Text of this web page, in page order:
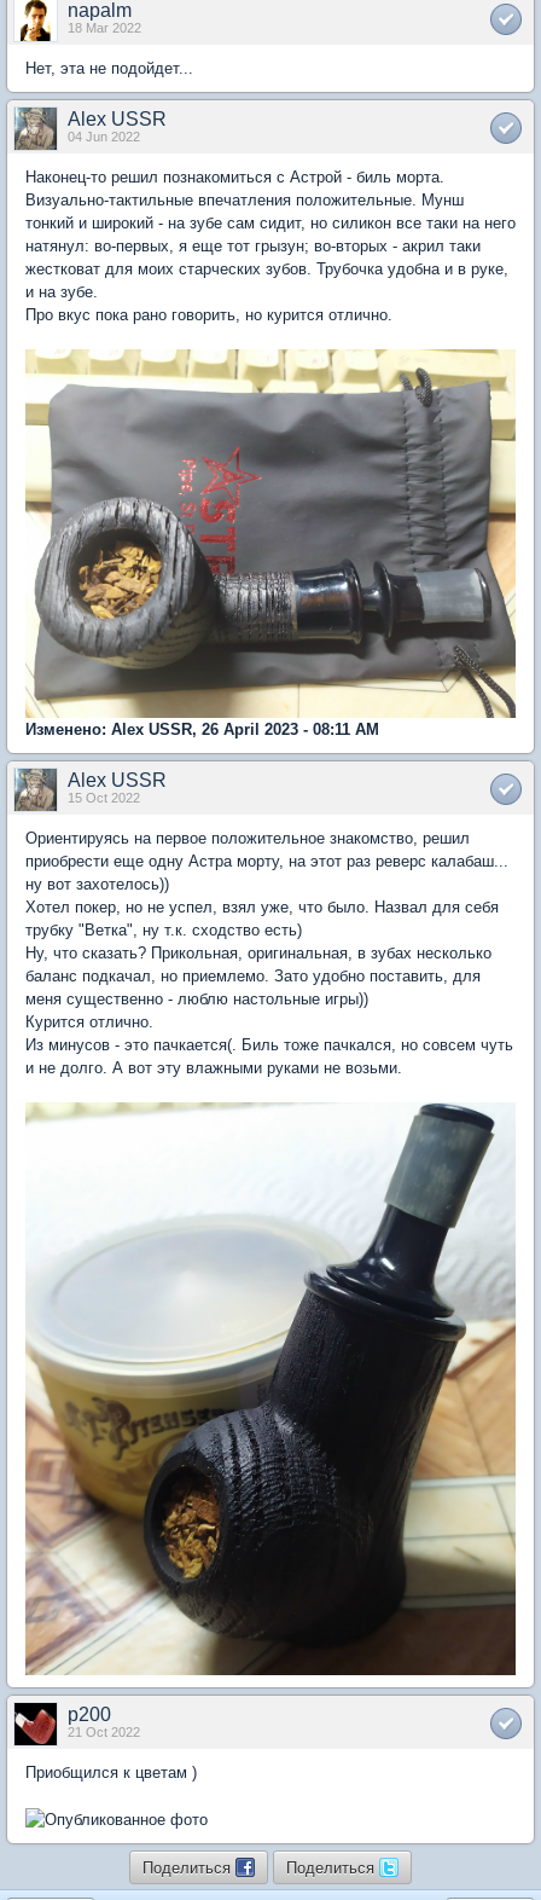
napalm
18 Mar 2022
Нет, эта не подойдет...
Alex USSR
04 Jun 2022
Наконец-то решил познакомиться с Астрой - биль морта.
Визуально-тактильные впечатления положительные. Мунш
тонкий и широкий - на зубе сам сидит, но силикон все таки на него
натянул: во-первых, я еще тот грызун; во-вторых - акрил таки
жестковат для моих старческих зубов. Трубочка удобна и в руке,
и на зубе.
Про вкус пока рано говорить, но курится отлично.
Изменено: Alex USSR, 26 April 2023 - 08:11 AM
Alex USSR
15 Oct 2022
Ориентируясь на первое положительное знакомство, решил
приобрести еще одну Астра морту, на этот раз реверс калабаш...
ну вот захотелось))
Хотел покер, но не успел, взял уже, что было. Назвал для себя
трубку "Ветка", ну т.к. сходство есть)
Ну, что сказать? Прикольная, оригинальная, в зубах несколько
баланс подкачал, но приемлемо. Зато удобно поставить, для
меня существенно - люблю настольные игры))
Курится отлично.
Из минусов - это пачкается(. Биль тоже пачкался, но совсем чуть
и не долго. А вот эту влажными руками не возьми.
p200
21 Oct 2022
Приобщился к цветам )
Поделиться Поделиться